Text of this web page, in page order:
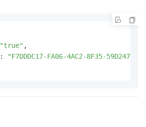
"true" ,
:
"F7DDDC17-FA06-4AC2-8F35-